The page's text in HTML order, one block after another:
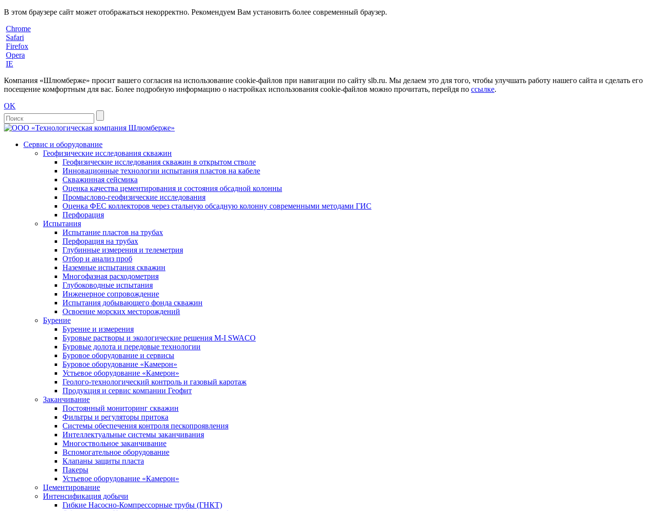
В этом браузере сайт может отображаться некорректно. Рекомендуем Вам установить более современный браузер.
Chrome
Safari
Firefox
Opera
IE
Компания «Шлюмберже» просит вашего согласия на использование cookie-файлов при навигации по сайту slb.ru. Мы делаем это для того, чтобы улучшать работу нашего сайта и сделать его
посещение комфортным для вас. Более подробную информацию о настройках использования cookie-файлов можно прочитать, перейдя по ссылке.
OK
Сервис и оборудование
Геофизические исследования скважин
Геофизические исследования скважин в открытом стволе
Инновационные технологии испытания пластов на кабеле
Скважинная сейсмика
Оценка качества цементирования и состояния обсадной колонны
Промыслово-геофизические исследования
Оценка ФЕС коллекторов через стальную обсадную колонну современными методами ГИС
Перфорация
Испытания
Испытание пластов на трубах
Перфорация на трубах
Глубинные измерения и телеметрия
Отбор и анализ проб
Наземные испытания скважин
Многофазная расходометрия
Глубоководные испытания
Инженерное сопровождение
Испытания добывающего фонда скважин
Освоение морских месторождений
Бурение
Бурение и измерения
Буровые растворы и экологические решения M-I SWACO
Буровые долота и передовые технологии
Буровое оборудование и сервисы
Буровое оборудование «Камерон»
Устьевое оборудование «Камерон»
Геолого-технологический контроль и газовый каротаж
Продукция и сервис компании Геофит
Заканчивание
Постоянный мониторинг скважин
Фильтры и регуляторы притока
Cистемы обеспечения контроля пескопроявления
Интеллектуальные системы заканчивания
Многоствольное заканчивание
Вспомогательное оборудование
Клапаны защиты пласта
Пакеры
Устьевое оборудование «Камерон»
Цементирование
Интенсификация добычи
Гибкие Насосно-Компрессорные трубы (ГНКТ)